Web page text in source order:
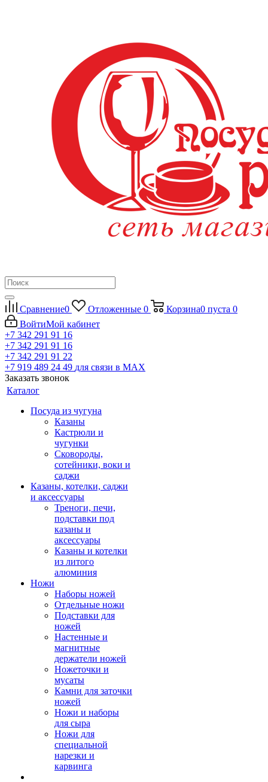
Сравнение0 Отложенные 0 Корзина0 пуста 0
ВойтиМой кабинет
+7 342 291 91 16
+7 342 291 91 16
+7 342 291 91 22
+7 919 489 24 49 для связи в МАХ
Заказать звонок
Каталог
Посуда из чугуна
Казаны
Кастрюли и
чугунки
Сковороды,
сотейники, воки и
саджи
Казаны, котелки, саджи
и аксессуары
Треноги, печи,
подставки под
казаны и
аксессуары
Казаны и котелки
из литого
алюминия
Ножи
Наборы ножей
Отдельные ножи
Подставки для
ножей
Настенные и
магнитные
держатели ножей
Ножеточки и
мусаты
Камни для заточки
ножей
Ножи и наборы
для сыра
Ножи для
специальной
нарезки и
карвинга